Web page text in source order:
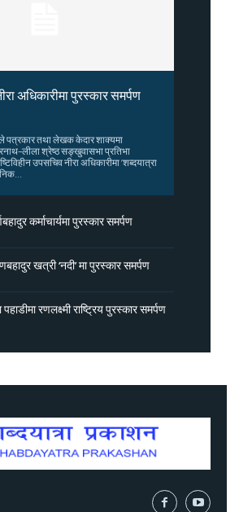
अधिकारीमा पुरस्कार समर्पण
पत्रकार तथा लेखक केदार शाक्यमा
श्रेष्ठ सङ्खुवासभा प्रतिभा
उपसचिव नीरा अधिकारीमा ‘शब्दयात्रा
कर्माचार्यमा पुरस्कार समर्पण
खत्री ‘नदी’ मा पुरस्कार समर्पण
रणलक्ष्मी राष्ट्रिय पुरस्कार समर्पण